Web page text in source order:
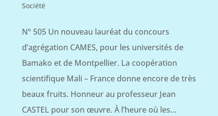
Société
N° 505 Un nouveau lauréat du concours
d’agrégation CAMES, pour les universités de
Bamako et de Montpellier. La coopération
scientifique Mali – France donne encore de très
beaux fruits. Honneur au professeur Jean
CASTEL pour son œuvre. À l’heure où les...